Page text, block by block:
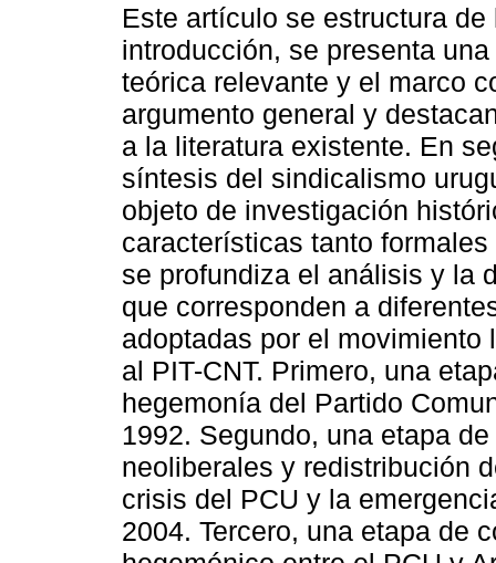
Este artículo se estructura
introducción, se presenta
teórica relevante y el marco
argumento general y
a la literatura existente. En
síntesis del sindicalismo
objeto de investigación
características tanto
se profundiza el análisis y la
que corresponden a
adoptadas por el movimiento
al PIT-CNT. Primero, una
hegemonía del Partido
1992. Segundo, una etapa
neoliberales y redistribución
crisis del PCU y la
2004. Tercero, una etapa de